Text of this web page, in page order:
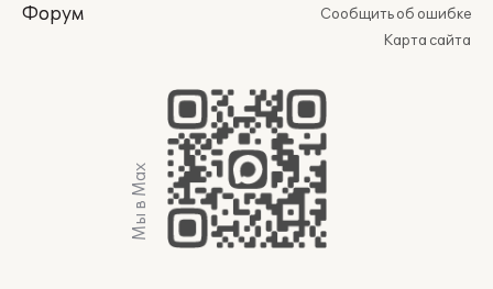
Форум
Сообщить об ошибке
Карта сайта
Мы в Max